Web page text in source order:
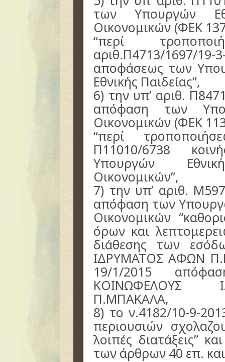
των Υπουργών
Οικονομικών (ΦΕΚ
“περί
αριθ.Π4713/
αποφάσεως των
Εθνικής Παιδείας”,
6) την υπ’ αριθ.
απόφαση των
Οικονομικών (ΦΕΚ
“περί
Π11010/6738
Υπουργών
Οικονομικών”,
7) την υπ’ αριθ.
απόφαση των
Οικονομικών
όρων και
διάθεσης των
ΙΔΡΥΜΑΤΟΣ ΑΦΩΝ
19/1/2015
ΚΟΙΝΩΦΕΛΟΥΣ
Π.ΜΠΑΚΑΛΑ,
8) το ν.4182/10-9-
περιουσιών
λοιπές διατάξεις”
των άρθρων 40 επ.